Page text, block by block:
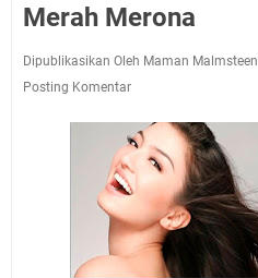
Merah Merona
Dipublikasikan Oleh Maman Malmsteen
Posting Komentar